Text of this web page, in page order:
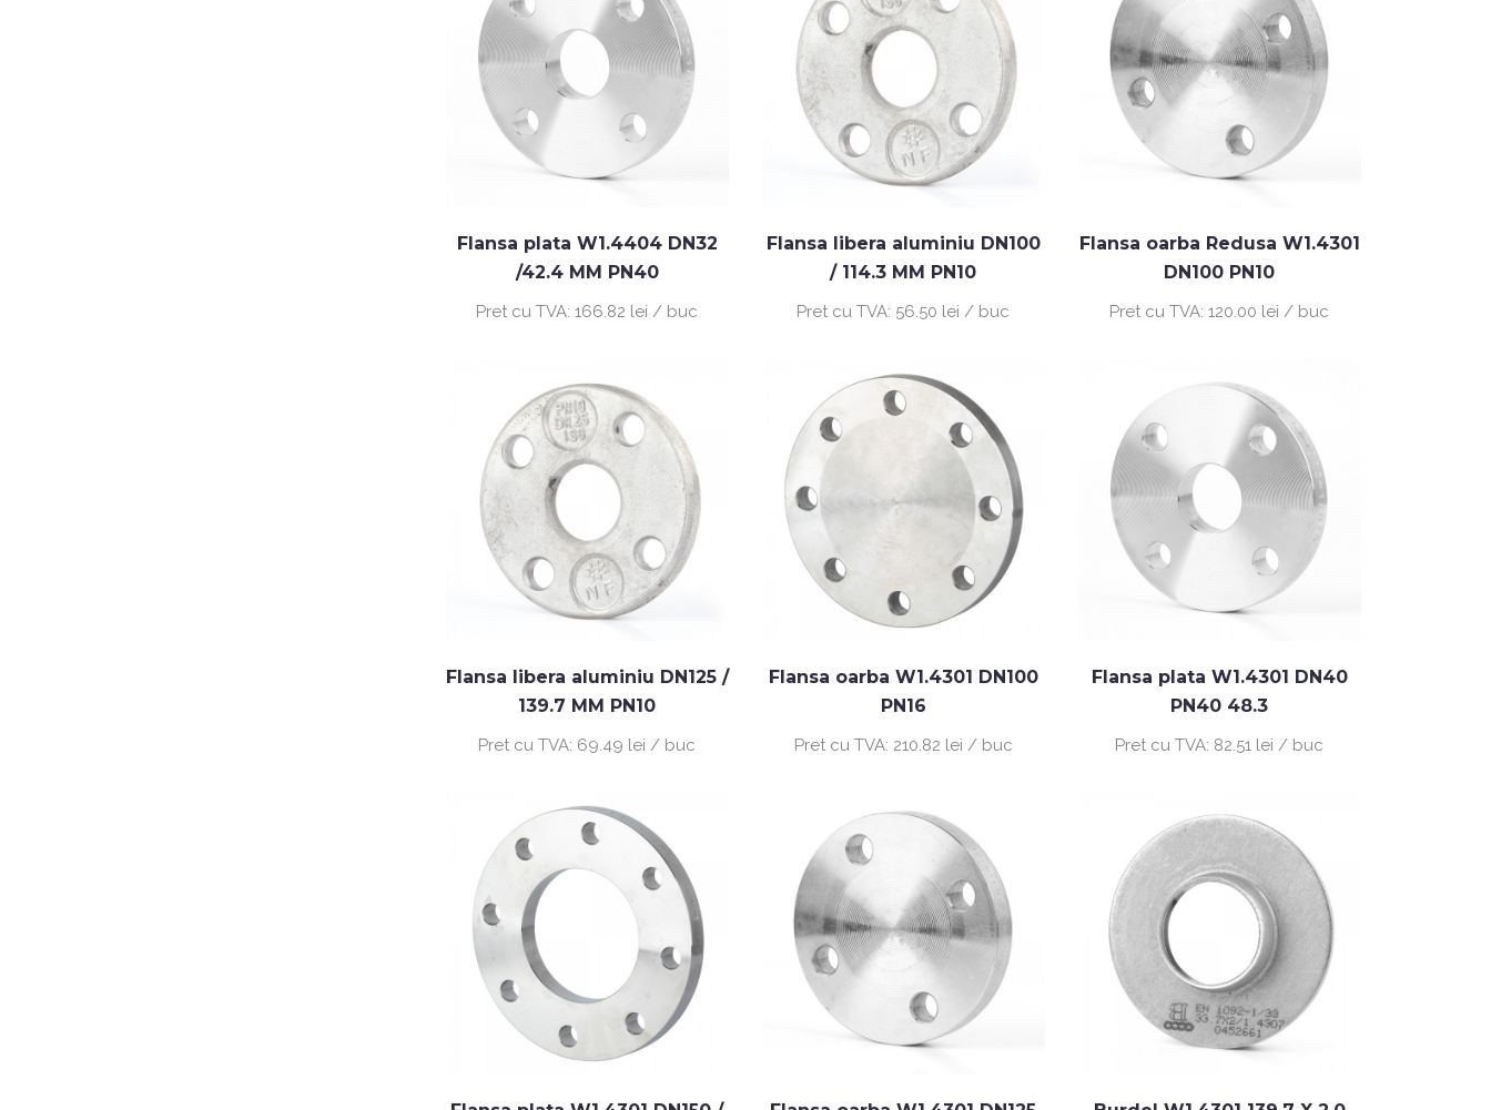
Flansa plata W1.4404 DN32
/42.4 MM PN40
Pret cu TVA:166.82 lei / buc
Flansa libera aluminiu DN100
/ 114.3 MM PN10
Pret cu TVA: 56.50 lei / buc
Flansa oarba Redusa W1.4301
DN100 PN10
Pret cu TVA:120.00 lei / buc
Flansa libera aluminiu DN125 /
139.7 MM PN10
Pret cu TVA: 69.49 lei / buc
Flansa oarba W1.4301 DN100
PN16
Pret cu TVA: 210.82 lei / buc
Flansa plata W1.4301 DN40
PN40 48.3
Pret cu TVA: 82.51 lei / buc